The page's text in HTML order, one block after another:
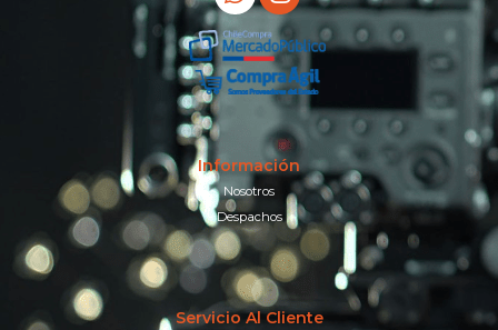
Información
Nosotros
Despachos
Servicio Al Cliente